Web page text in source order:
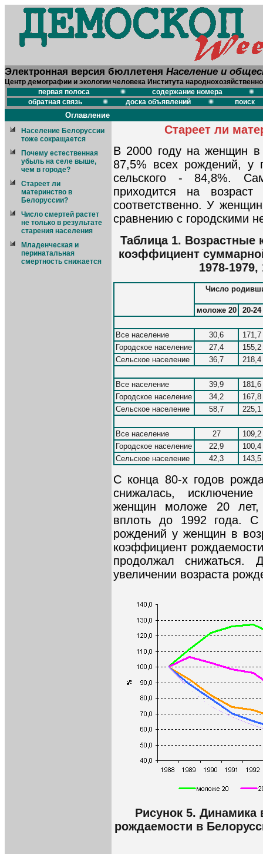
Электронная версия бюллетеня Население и
Центр демографии и экологии человека Института
первая полоса
содержание номера
обратная связь
доска объявлений поиск
Оглавление
Население Белоруссии
тоже сокращается
Почему естественная
убыль на селе выше,
чем в городе?
Стареет ли
материнство в
Белоруссии?
Число смертей растет
не только в результате
старения населения
Младенческая и
перинатальная
смертность снижается
Стареет ли
В 2000 году на женщин в
87,5% всех рождений, у
сельского - 84,8%.
приходится на
соответственно. У
сравнению с городскими
Таблица 1.
коэффициент
1978-1979,
Число
моложе 20 20-24
Все население 30,6
171,7
Городское население
27,4
155,2
Сельское население
36,7 218,4
Все население 39,9
181,6
Городское население
34,2
167,8
Сельское население
58,7 225,1
Все население 27
109,2
Городское население
22,9
100,4
Сельское население
42,3 143,5
С конца 80-х годов
снижалась, исключение
женщин моложе 20 лет,
вплоть до 1992 года. С
рождений у женщин в
коэффициент
продолжал снижаться.
увеличении возраста
Рисунок 5.
рождаемости в